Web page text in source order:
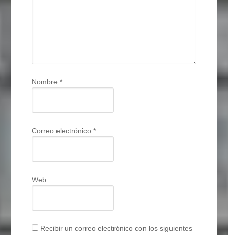
Nombre*
Correo electrónico*
Web
Recibir un correo electrónico con los siguientes